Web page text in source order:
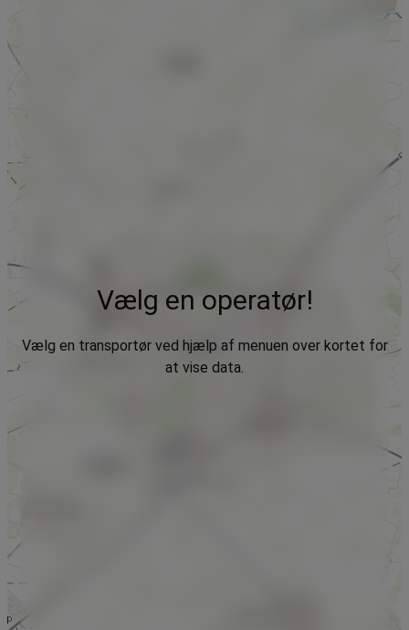
Vælg en operatør!
Vælg en transportør ved hjælp af menuen over kortet for
at vise data.